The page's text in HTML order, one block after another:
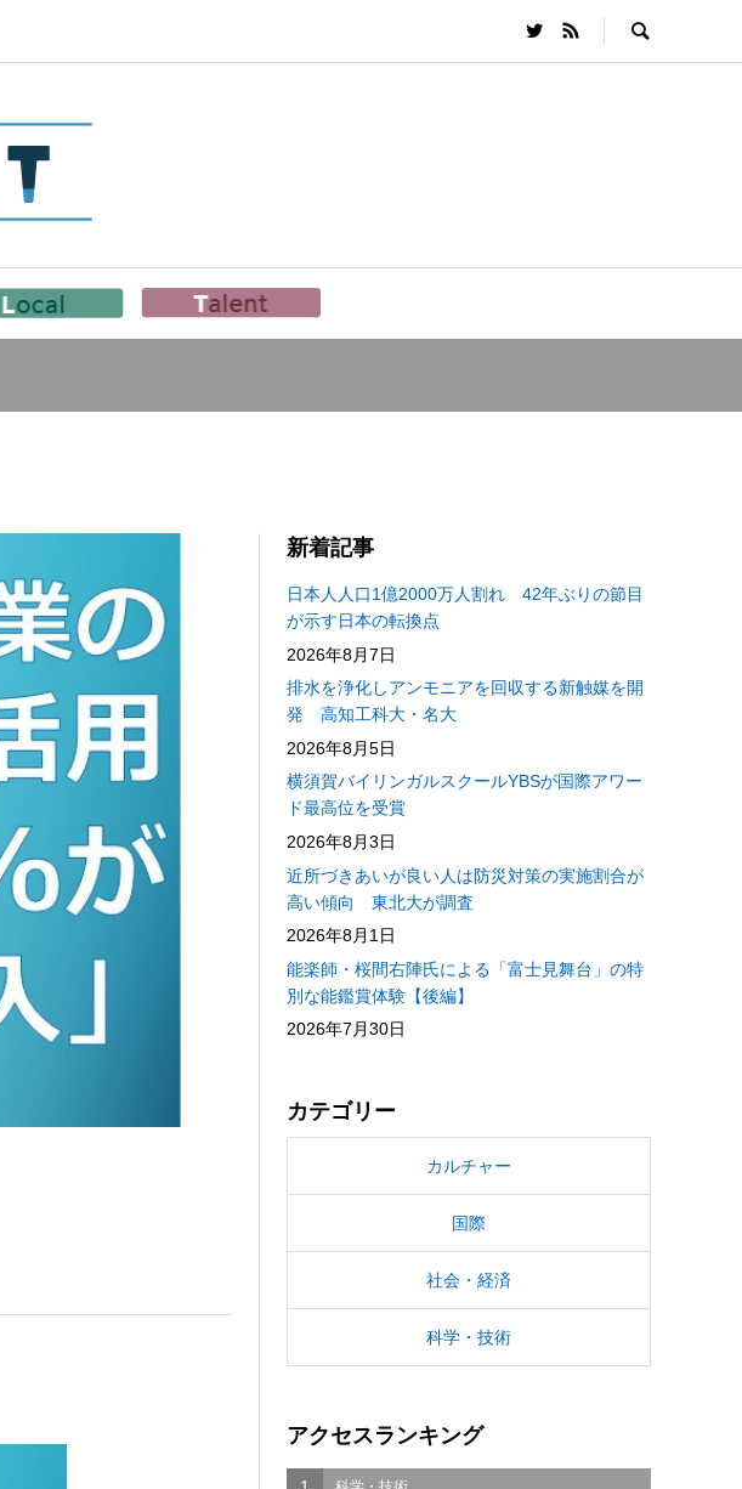
新着記事
日本人人口1億2000万人割れ 42年ぶりの節目
が示す日本の転換点
2026年8月7日
排水を浄化しアンモニアを回収する新触媒を開
発 高知工科大・名大
2026年8月5日
横須賀バイリンガルスクールYBSが国際アワー
ド最高位を受賞
2026年8月3日
近所づきあいが良い人は防災対策の実施割合が
高い傾向 東北大が調査
2026年8月1日
能楽師・桜間右陣氏による「富士見舞台」の特
別な能鑑賞体験【後編】
2026年7月30日
カテゴリー
カルチャー
国際
社会・経済
科学・技術
アクセスランキング